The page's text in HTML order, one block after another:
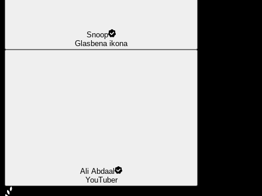
Snoop
Glasbena ikona
Ali Abdaal
YouTuber